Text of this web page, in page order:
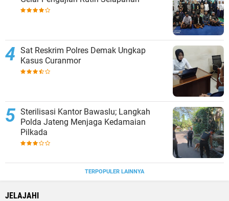
Sat Reskrim Polres Demak Ungkap
Kasus Curanmor
Sterilisasi Kantor Bawaslu; Langkah
Polda Jateng Menjaga Kedamaian
Pilkada
TERPOPULER LAINNYA
JELAJAHI